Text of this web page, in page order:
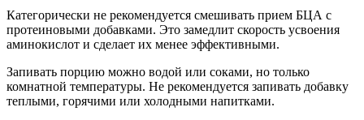
Категорически не рекомендуется смешивать прием БЦА с
протеиновыми добавками. Это замедлит скорость усвоения
аминокислот и сделает их менее эффективными.
Запивать порцию можно водой или соками, но только
комнатной температуры. Не рекомендуется запивать добавку
теплыми, горячими или холодными напитками.